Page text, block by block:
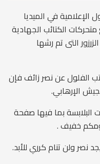
في الميديا
الكتائب الجهادية
التى تم رشها
الفلول عن نصر زائف فإن
الإرهابي.
بما فيها صفحة
خفيف .
نصر ولن تنام كرري للأبد.